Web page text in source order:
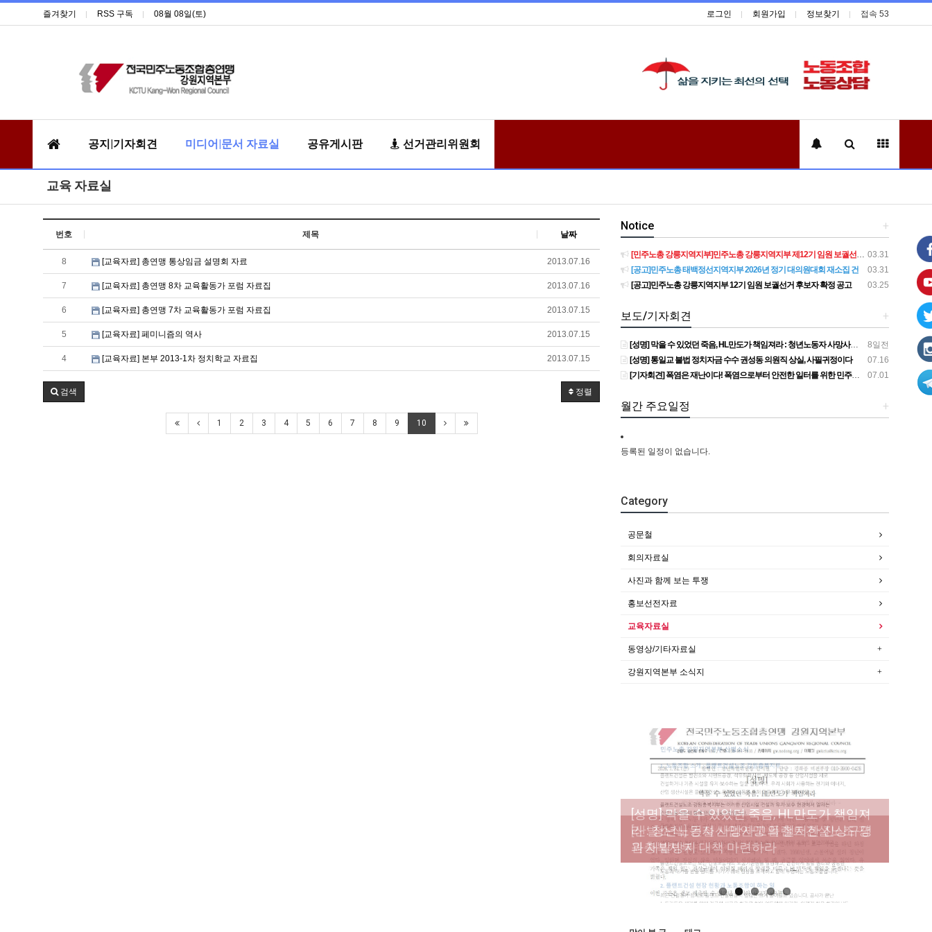
즐겨찾기 RSS 구독 08월 08일(토) 로그인 회원가입 정보찾기 접속 53
공지|기자회견 미디어|문서 자료실 공유게시판 선거관리위원회
교육 자료실
번호 제목 날짜
8 [교육자료] 총연맹 통상임금 설명회 자료 2013.07.16
7 [교육자료] 총연맹 8차 교육활동가 포럼 자료집 2013.07.16
6 [교육자료] 총연맹 7차 교육활동가 포럼 자료집 2013.07.15
5 [교육자료] 페미니즘의 역사 2013.07.15
4 [교육자료] 본부 2013-1차 정치학교 자료집 2013.07.15
정렬
검색
1 2 3 4 5 6 7 8 9 10
+
Notice
03.31
[민주노총 강릉지역지부]민주노총 강릉지역지부 제12기 임원 보궐선거결과 공고
03.31
[공고]민주노총 태백정선지역지부 2026년 정기 대의원대회 재소집 건
03.25
[공고]민주노총 강릉지역지부 12기 임원 보궐선거 후보자 확정 공고
+
보도/기자회견
8일전
[성명] 막을 수 있었던 죽음, HL만도가 책임져라 : 청년노동자 사망사고의 철저한 진상규명과 재발방지 대책 마련하라
07.16
[성명] 통일교 불법 정치자금 수수 권성동 의원직 상실, 사필귀정이다
07.01
[기자회견] 폭염은 재난이다! 폭염으로부터 안전한 일터를 위한 민주노총 강원지역본부 폭염감시단 선포 기자회견
+
월간 주요일정
등록된 일정이 없습니다.
Category
공문철
회의자료실
사진과 함께 보는 투쟁
홍보선전자료
교육자료실
동영상/기타자료실
강원지역본부 소식지
[성명] 막을 수 있었던 죽음, HL만도가 책임져
라 : 청년노동자 사망사고의 철저한 진상규명
과 재발방지 대책 마련하라
[산별소식] 건설산업연맹 플랜트건설노조 강
원충북지부
[강릉,속초,원주,춘천] 폭염감시단 사업 이모저
모
[조합원☆인터뷰] 서비스연맹 전국학교비정
규직노동조합 강원지부 김유미 춘천지회장
[본부소식] 강원지역 노동자 합창단 모임